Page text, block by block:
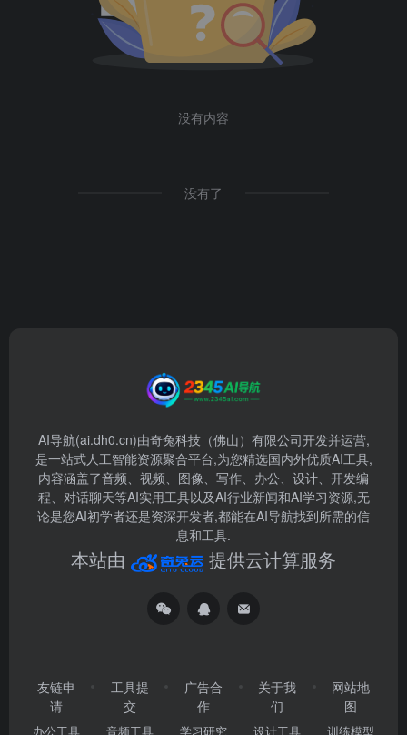
没有内容
没有了
AI导航(ai.dh0.cn)由奇兔科技（佛山）有限公司开发并运营,
是一站式人工智能资源聚合平台,为您精选国内外优质AI工具,
内容涵盖了音频、视频、图像、写作、办公、设计、开发编
程、对话聊天等AI实用工具以及AI行业新闻和AI学习资源,无
论是您AI初学者还是资深开发者,都能在AI导航找到所需的信
息和工具.
本站由 提供云计算服务
友链申
请
办公工具
工具提
交
音频工具
广告合
作
学习研究
关于我
们
设计工具
网站地
图
训练模型